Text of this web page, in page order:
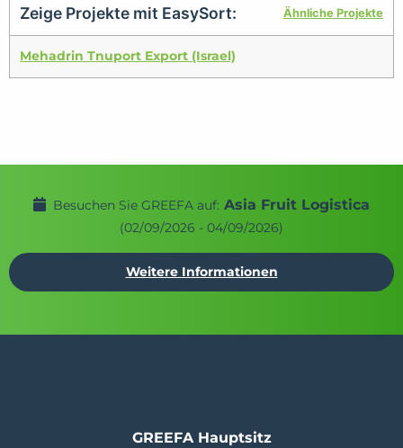
Zeige Projekte mit EasySort: Ähnliche Projekte
Mehadrin Tnuport Export (Israel)
Besuchen Sie GREEFA auf: Asia Fruit Logistica
(02/09/2026 - 04/09/2026)
Weitere Informationen
GREEFA Hauptsitz